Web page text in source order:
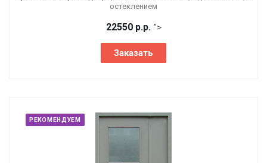
остеклением
22550 р.р. ">
Заказать
РЕКОМЕНДУЕМ